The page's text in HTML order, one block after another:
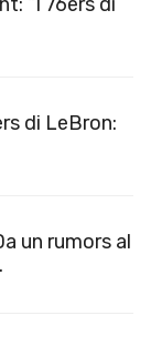
di LeBron:
un rumors al